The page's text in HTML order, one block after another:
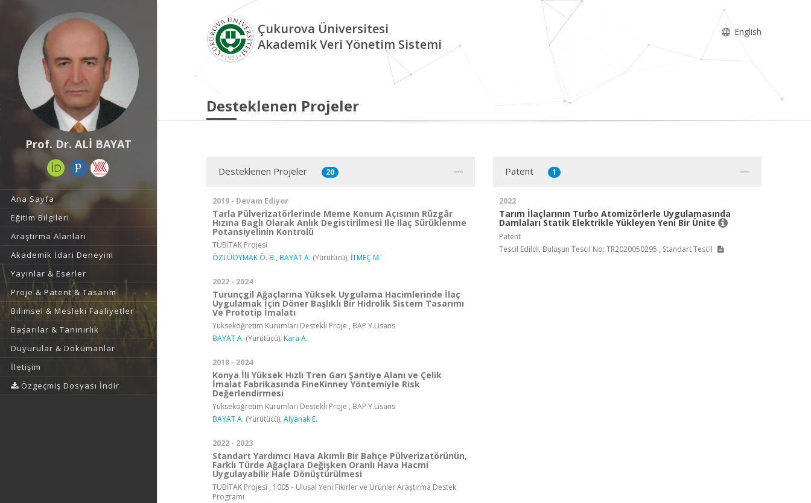
Prof. Dr. ALİ BAYAT
Ana Sayfa
Eğitim Bilgileri
Araştırma Alanları
Akademik İdari Deneyim
Yayınlar & Eserler
Proje & Patent & Tasarım
Bilimsel & Mesleki Faaliyetler
Başarılar & Tanınırlık
Duyurular & Dokümanlar
İletişim
Özgeçmiş Dosyası İndir
Çukurova Üniversitesi
Akademik Veri Yönetim Sistemi
English
Desteklenen Projeler
Desteklenen Projeler 20
2019 - Devam Ediyor
Tarla Pülverizatörlerinde Meme Konum Açısının Rüzgâr
Hızına Baglı Olarak Anlık Degistirilmesi Ile Ilaç Sürüklenme
Potansiyelinin Kontrolü
TÜBİTAK Projesi
ÖZLÜOYMAK Ö. B., BAYAT A. (Yürütücü), İTMEÇ M.
2022 - 2024
Turunçgil Ağaçlarına Yüksek Uygulama Hacimlerinde İlaç
Uygulamak İçin Döner Başlıklı Bir Hidrolik Sistem Tasarımı
Ve Prototip İmalatı
Yükseköğretim Kurumları Destekli Proje , BAP Y.Lisans
BAYAT A. (Yürütücü), Kara A.
2018 - 2024
Konya İli Yüksek Hızlı Tren Garı Şantiye Alanı ve Çelik
İmalat Fabrikasında FineKinney Yöntemiyle Risk
Değerlendirmesi
Yükseköğretim Kurumları Destekli Proje , BAP Y.Lisans
BAYAT A. (Yürütücü), Alyanak E.
2022 - 2023
Standart Yardımcı Hava Akımlı Bir Bahçe Pülverizatörünün,
Farklı Türde Ağaçlara Değişken Oranlı Hava Hacmi
Uygulayabilir Hale Dönüştürülmesi
TÜBİTAK Projesi , 1005 - Ulusal Yeni Fikirler ve Ürünler Araştırma Destek
Programı
Patent 1
2022
Tarım İlaçlarının Turbo Atomizörlerle Uygulamasında
Damlaları Statik Elektrikle Yükleyen Yeni Bir Ünite
Patent
Tescil Edildi, Buluşun Tescil No: TR2020050295 , Standart Tescil